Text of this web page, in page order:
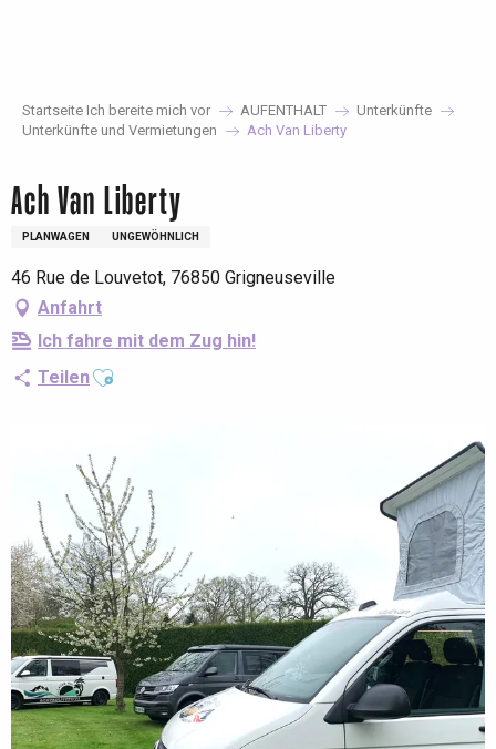
Startseite Ich bereite mich vor AUFENTHALT
Unterkünfte
Unterkünfte und Vermietungen
Ach Van Liberty
Ach Van Liberty
PLANWAGEN UNGEWÖHNLICH
46 Rue de Louvetot, 76850 Grigneuseville
Anfahrt
Ich fahre mit dem Zug hin!
TeilenAjouter aux favoris